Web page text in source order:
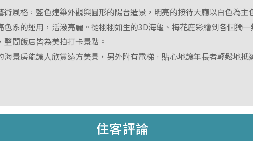
術風格，藍色建築外觀與圓形的陽台造景，明亮的接待大廳以白色為主
色系的運用，活潑亮麗。從栩栩如生的3D海龜、梅花鹿彩繪到各個獨一
整間飯店皆為美拍打卡景點。
海景房能讓人欣賞遠方美景，另外附有電梯，貼心地讓年長者輕鬆地抵
住客評論